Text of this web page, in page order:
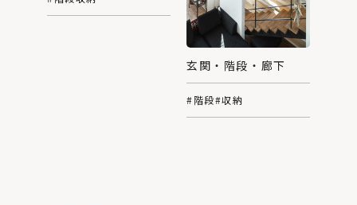
玄関・階段・廊下
#階段#収納